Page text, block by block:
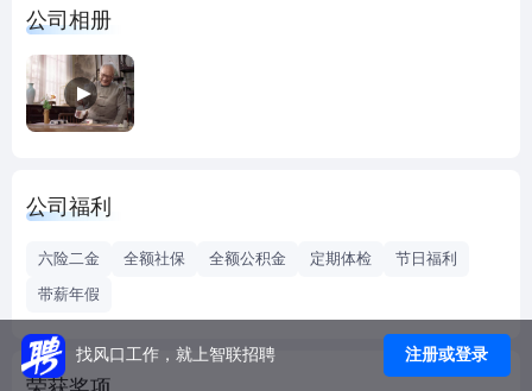
公司相册
公司福利
六险二金 全额社保 全额公积金 定期体检
节日福利
带薪年假
找风口工作，就上智联招聘 注册或登录